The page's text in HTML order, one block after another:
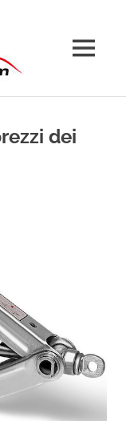
MENU
dei